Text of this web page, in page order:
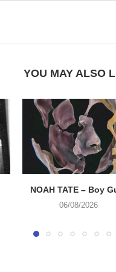
YOU MAY ALSO
NOAH TATE – Boy
06/08/2026